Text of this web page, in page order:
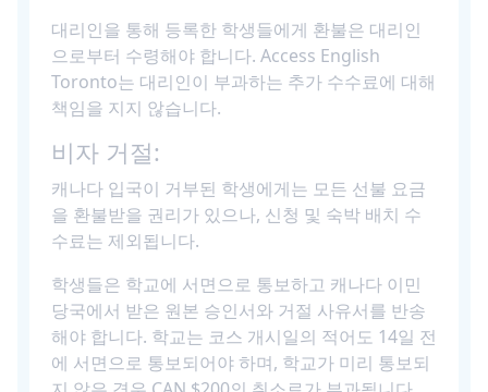
대리인을 통해 등록한 학생들에게 환불은 대리인
으로부터 수령해야 합니다. Access English
Toronto는 대리인이 부과하는 추가 수수료에 대해
책임을 지지 않습니다.
비자 거절:
캐나다 입국이 거부된 학생에게는 모든 선불 요금
을 환불받을 권리가 있으나, 신청 및 숙박 배치 수
수료는 제외됩니다.
학생들은 학교에 서면으로 통보하고 캐나다 이민
당국에서 받은 원본 승인서와 거절 사유서를 반송
해야 합니다. 학교는 코스 개시일의 적어도 14일 전
에 서면으로 통보되어야 하며, 학교가 미리 통보되